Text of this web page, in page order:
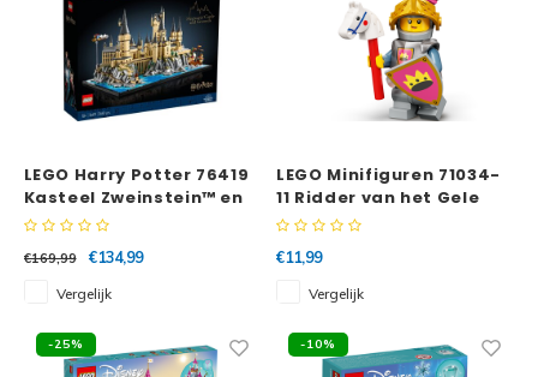
LEGO Harry Potter 76419
Kasteel Zweinstein™ en
terrein
€169,99
€134,99
Vergelijk
LEGO Minifiguren 71034-
11 Ridder van het Gele
Kasteel
€11,99
Vergelijk
-25% -10%